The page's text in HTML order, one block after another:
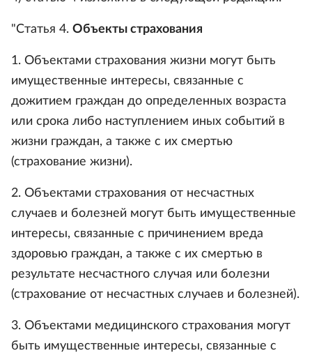
"Статья 4. Объекты страхования
1. Объектами страхования жизни могут быть
имущественные интересы, связанные с
дожитием граждан до определенных возраста
или срока либо наступлением иных событий в
жизни граждан, а также с их смертью
(страхование жизни).
2. Объектами страхования от несчастных
случаев и болезней могут быть имущественные
интересы, связанные с причинением вреда
здоровью граждан, а также с их смертью в
результате несчастного случая или болезни
(страхование от несчастных случаев и болезней).
3. Объектами медицинского страхования могут
быть имущественные интересы, связанные с